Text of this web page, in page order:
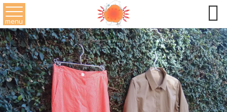
menu 